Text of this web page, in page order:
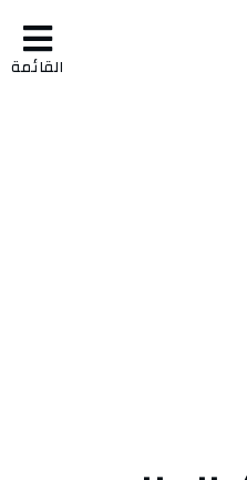
القائمة